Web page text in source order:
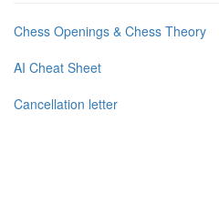
Chess Openings & Chess Theory
AI Cheat Sheet
Cancellation letter